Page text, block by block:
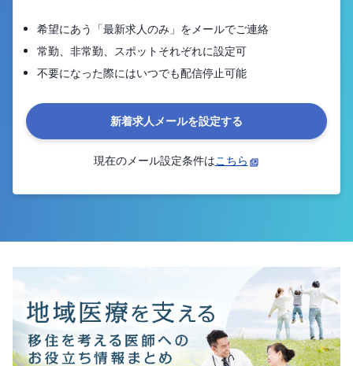
希望にあう「最新求人のみ」をメールでご連絡
常勤、非常勤、スポットそれぞれに設定可
不要になった際にはいつでも配信停止可能
新着求人メールを設定する
現在のメール設定条件はこちら